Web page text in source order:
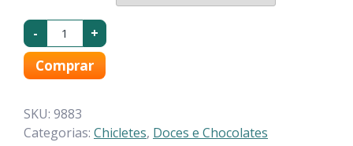
- +
Comprar
SKU: 9883
Categorias: Chicletes, Doces e Chocolates